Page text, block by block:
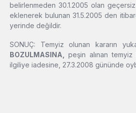
belirlenmeden 30.1.2005 olan
eklenerek bulunan 31.5.2005 den
yerinde değildir.
SONUÇ: Temyiz olunan kararın
BOZULMASINA, peşin alınan temyiz
ilgiliye iadesine, 27.3.2008 gününde